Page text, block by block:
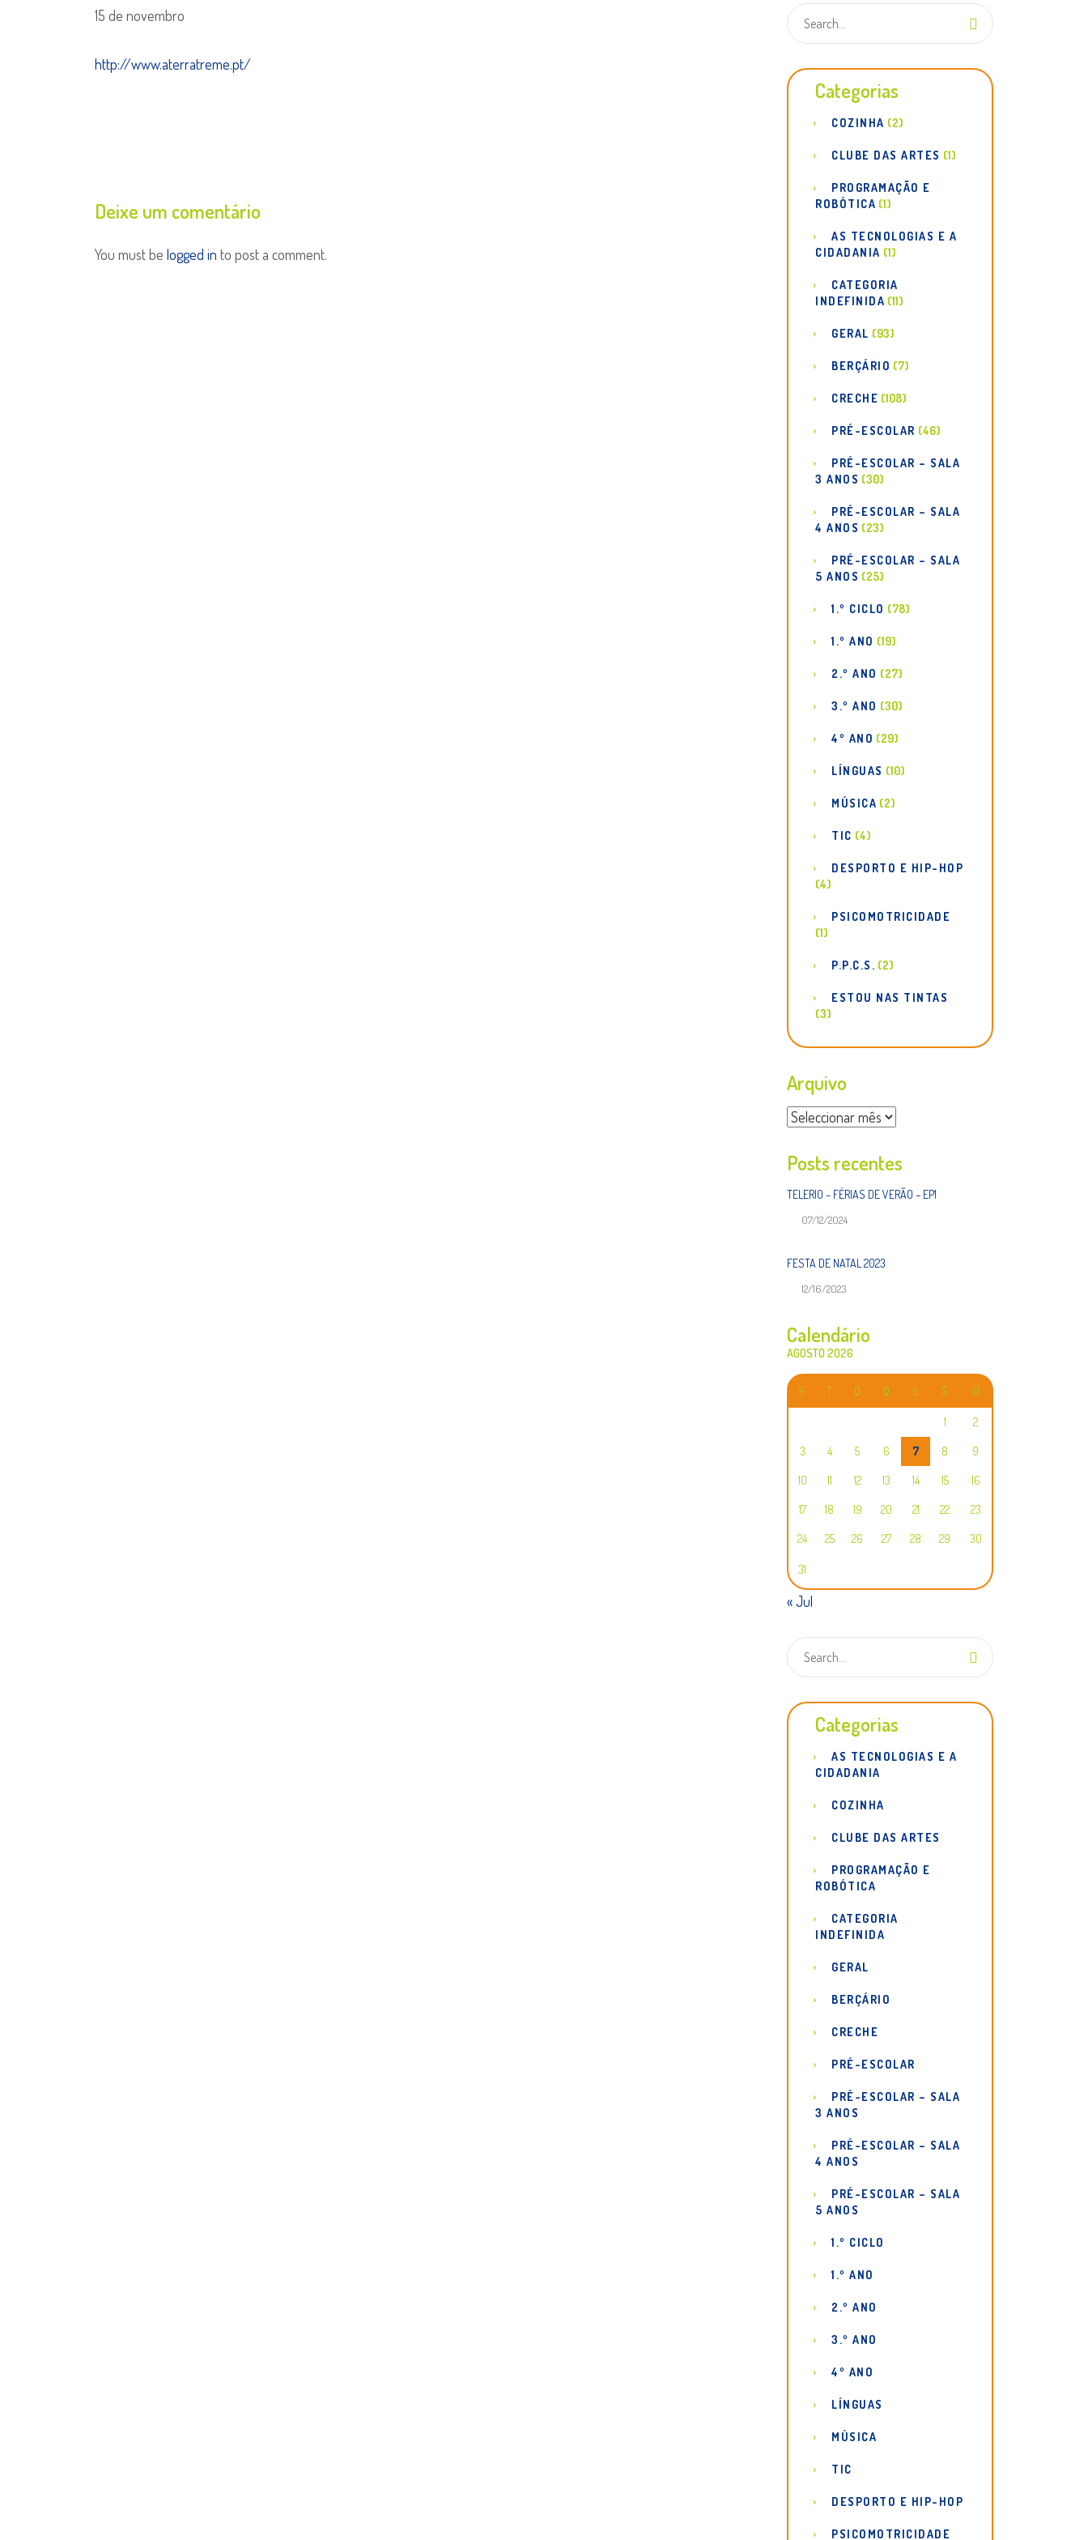
15 de novembro
http://www.aterratreme.pt/
Deixe um comentário
You must be logged in to post a comment.
Categorias
COZINHA (2)
CLUBE DAS ARTES (1)
PROGRAMAÇÃO E
ROBÓTICA (1)
AS TECNOLOGIAS E A
CIDADANIA (1)
CATEGORIA
INDEFINIDA (11)
GERAL (93)
BERÇÁRIO (7)
CRECHE (108)
PRÉ-ESCOLAR (46)
PRÉ-ESCOLAR – SALA
3 ANOS (30)
PRÉ-ESCOLAR – SALA
4 ANOS (23)
PRÉ-ESCOLAR – SALA
5 ANOS (25)
1.º CICLO (78)
1.º ANO (19)
2.º ANO (27)
3.º ANO (30)
4º ANO (29)
LÍNGUAS (10)
MÚSICA (2)
TIC (4)
DESPORTO E HIP-HOP
(4)
PSICOMOTRICIDADE
(1)
P.P.C.S. (2)
ESTOU NAS TINTAS
(3)
Arquivo
Arquivo
Posts recentes
TELERIO – FÉRIAS DE VERÃO – EP1
07/12/2024
FESTA DE NATAL 2023
12/16/2023
Calendário
AGOSTO 2026
S T Q Q S S D
1 2
3 4 5 6 7 8 9
10 11 12 13 14 15 16
17 18 19 20 21 22 23
24 25 26 27 28 29 30
31
« Jul
Categorias
AS TECNOLOGIAS E A
CIDADANIA
COZINHA
CLUBE DAS ARTES
PROGRAMAÇÃO E
ROBÓTICA
CATEGORIA
INDEFINIDA
GERAL
BERÇÁRIO
CRECHE
PRÉ-ESCOLAR
PRÉ-ESCOLAR – SALA
3 ANOS
PRÉ-ESCOLAR – SALA
4 ANOS
PRÉ-ESCOLAR – SALA
5 ANOS
1.º CICLO
1.º ANO
2.º ANO
3.º ANO
4º ANO
LÍNGUAS
MÚSICA
TIC
DESPORTO E HIP-HOP
PSICOMOTRICIDADE